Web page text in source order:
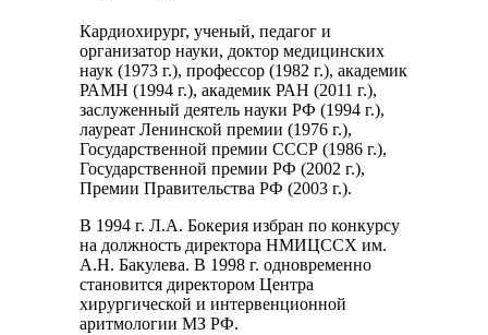
Кардиохирург, ученый, педагог и
организатор науки, доктор медицинских
наук (1973 г.), профессор (1982 г.), академик
РАМН (1994 г.), академик РАН (2011 г.),
заслуженный деятель науки РФ (1994 г.),
лауреат Ленинской премии (1976 г.),
Государственной премии СССР (1986 г.),
Государственной премии РФ (2002 г.),
Премии Правительства РФ (2003 г.).
В 1994 г. Л.А. Бокерия избран по конкурсу
на должность директора НМИЦССХ им.
А.Н. Бакулева. В 1998 г. одновременно
становится директором Центра
хирургической и интервенционной
аритмологии МЗ РФ.